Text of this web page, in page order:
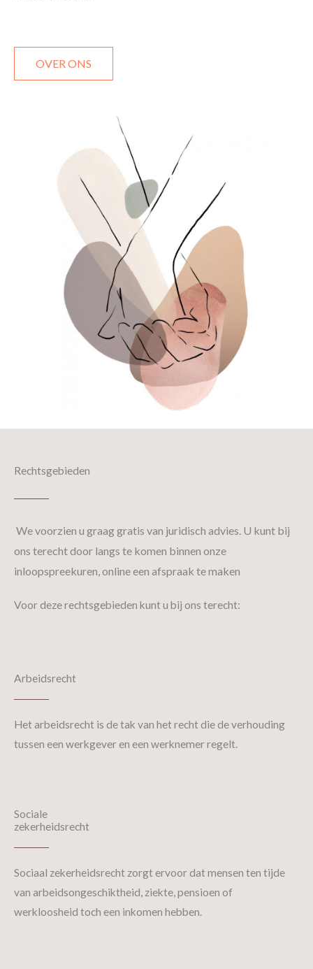
OVER ONS
Rechtsgebieden
We voorzien u graag gratis van juridisch advies. U kunt bij
ons terecht door langs te komen binnen onze
inloopspreekuren, online een afspraak te maken
Voor deze rechtsgebieden kunt u bij ons terecht:
Arbeidsrecht
Het arbeidsrecht is de tak van het recht die de verhouding
tussen een werkgever en een werknemer regelt.
Sociale
zekerheidsrecht
Sociaal zekerheidsrecht zorgt ervoor dat mensen ten tijde
van arbeidsongeschiktheid, ziekte, pensioen of
werkloosheid toch een inkomen hebben.